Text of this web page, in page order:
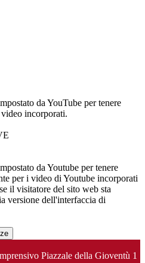
da YouTube per tenere
incorporati.
da Youtube per tenere
per i video di Youtube incorporati
il visitatore del sito web sta
versione dell'interfaccia di
Piazzale della Gioventù 1